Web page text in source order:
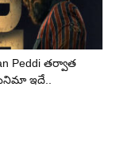
Peddi తర్వాత
ఇదే..